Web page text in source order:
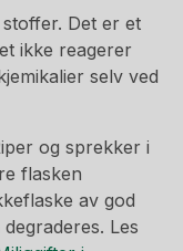
Det er et
ikke reagerer
selv ved
og sprekker i
flasken
av god
Les